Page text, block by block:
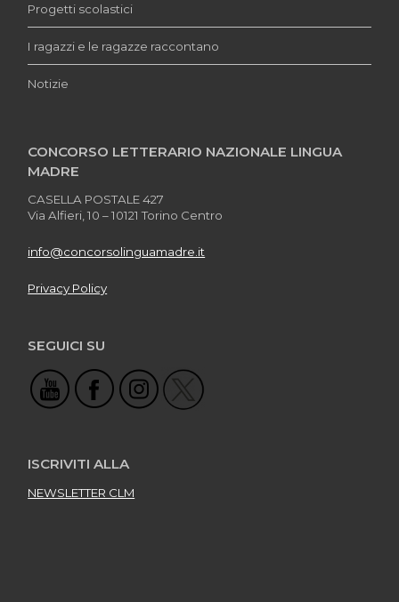
Progetti scolastici
I ragazzi e le ragazze raccontano
Notizie
CONCORSO LETTERARIO NAZIONALE LINGUA
MADRE
CASELLA POSTALE 427
Via Alfieri, 10 – 10121 Torino Centro
info@concorsolinguamadre.it
Privacy Policy
SEGUICI SU
ISCRIVITI ALLA
NEWSLETTER CLM